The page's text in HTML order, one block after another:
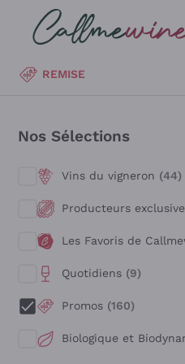
Passer au contenu principal
REMISE
Nos Sélections
Vins du vigneron (44)
Producteurs
Les Favoris de
Quotidiens (9)
Promos (160)
Biologique et